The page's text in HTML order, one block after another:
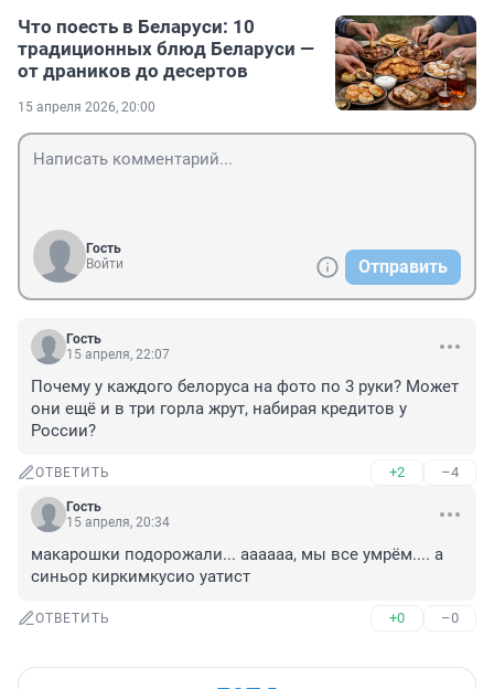
Что поесть в Беларуси: 10
традиционных блюд Беларуси —
от драников до десертов
15 апреля 2026, 20:00
Гость
Войти
Отправить
Гость
15 апреля, 22:07
Почему у каждого белоруса на фото по 3 руки? Может
они ещё и в три горла жрут, набирая кредитов у
России?
ОТВЕТИТЬ +2 –4
Гость
15 апреля, 20:34
макарошки подорожали... аааааа, мы все умрём.... а
синьор киркимкусио уатист
ОТВЕТИТЬ +0 –0